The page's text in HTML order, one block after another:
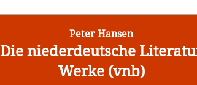
Peter Hansen
Die niederdeutsche
Werke (vnb)